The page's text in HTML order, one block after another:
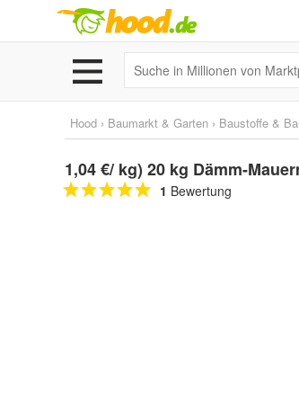
Hood › Baumarkt & Garten › Baustoffe &
1,04 €/ kg) 20 kg Dämm-
1 Bewertung